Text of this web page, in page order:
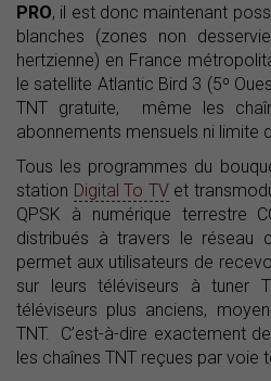
PRO, il est donc maintenant
blanches (zones non
hertzienne) en France
le satellite Atlantic Bird 3 (5º
TNT gratuite, même les
abonnements mensuels ni limite
Tous les programmes du
station Digital To TVet
QPSK à numérique terrestre
distribués à travers le réseau
permet aux utilisateurs de
sur leurs téléviseurs à tuner
téléviseurs plus anciens,
TNT. C’est-à-dire exactement
les chaînes TNT reçues par voie